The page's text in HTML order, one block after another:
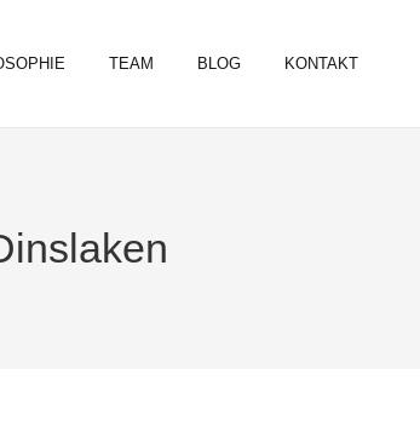
TEAM BLOG KONTAKT